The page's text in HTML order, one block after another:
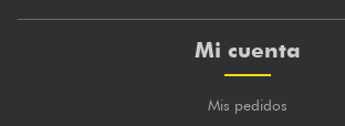
Mi cuenta
Mis pedidos